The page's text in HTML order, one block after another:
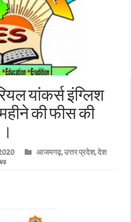
यांकर्स इंग्लिश
की फीस की
आजमगढ़,उत्तर प्रदेश,देश